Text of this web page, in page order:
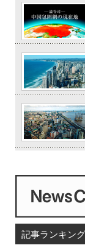
記事ランキング